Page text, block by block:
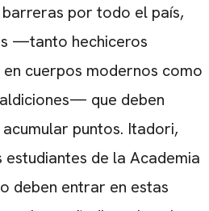
por todo el país,
—tanto hechiceros
cuerpos modernos como
que deben
puntos. Itadori,
estudiantes de la Academia
deben entrar en estas